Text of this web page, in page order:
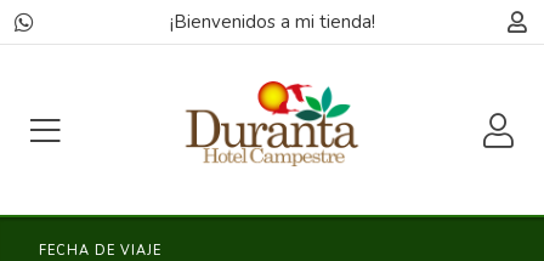
¡Bienvenidos a mi tienda!
FECHA DE VIAJE